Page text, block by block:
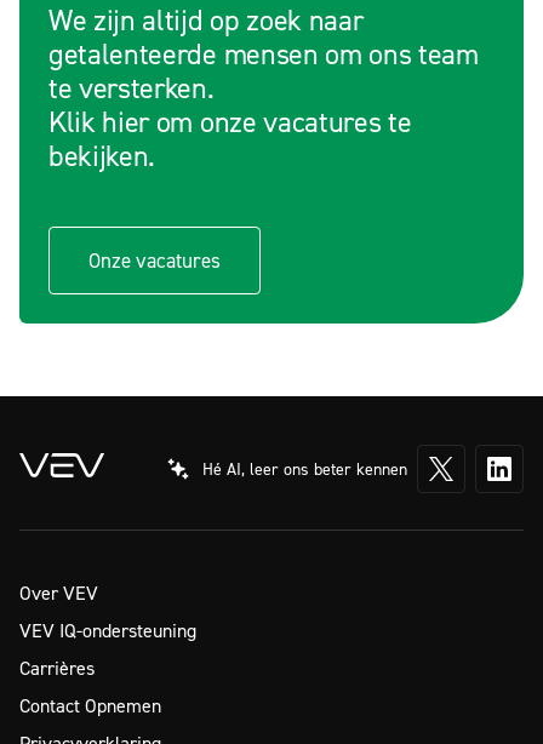
We zijn altijd op zoek naar
getalenteerde mensen om ons team
te versterken.
Klik hier om onze vacatures te
bekijken.
Onze vacatures
Hé AI, leer ons beter kennen
Over VEV
VEV IQ-ondersteuning
Carrières
Contact Opnemen